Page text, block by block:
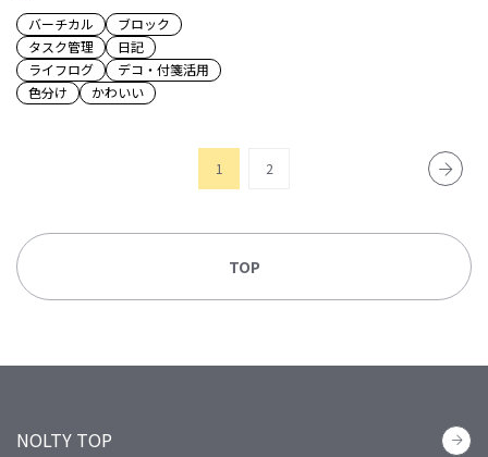
バーチカル
ブロック
タスク管理
日記
ライフログ
デコ・付箋活用
色分け
かわいい
1 2
TOP
NOLTY TOP